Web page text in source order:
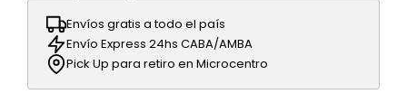
Envíos gratis a todo el país
Envío Express 24hs CABA/AMBA
Pick Up para retiro en Microcentro